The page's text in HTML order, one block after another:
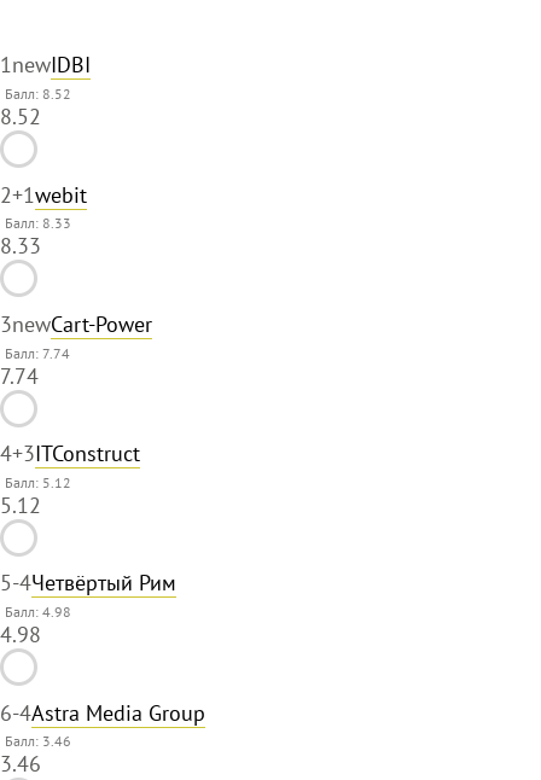
1newIDBI
Балл: 8.52
8.52
2+1webit
Балл: 8.33
8.33
3newCart-Power
Балл: 7.74
7.74
4+3ITConstruct
Балл: 5.12
5.12
5-4Четвёртый Рим
Балл: 4.98
4.98
6-4Astra Media Group
Балл: 3.46
3.46